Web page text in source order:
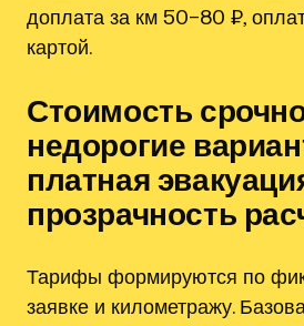
доплата за км 50–80 ₽,
картой.
Стоимость
недорогие
платная
прозрачность
Тарифы формируются по
заявке и километражу.